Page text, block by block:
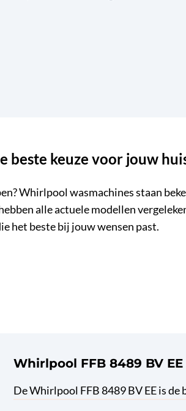
beste keuze voor jouw
Whirlpool wasmachines staan
alle actuele modellen
het beste bij jouw wensen past.
Whirlpool FFB 8489 BV EE
De Whirlpool FFB 8489 BV EE is